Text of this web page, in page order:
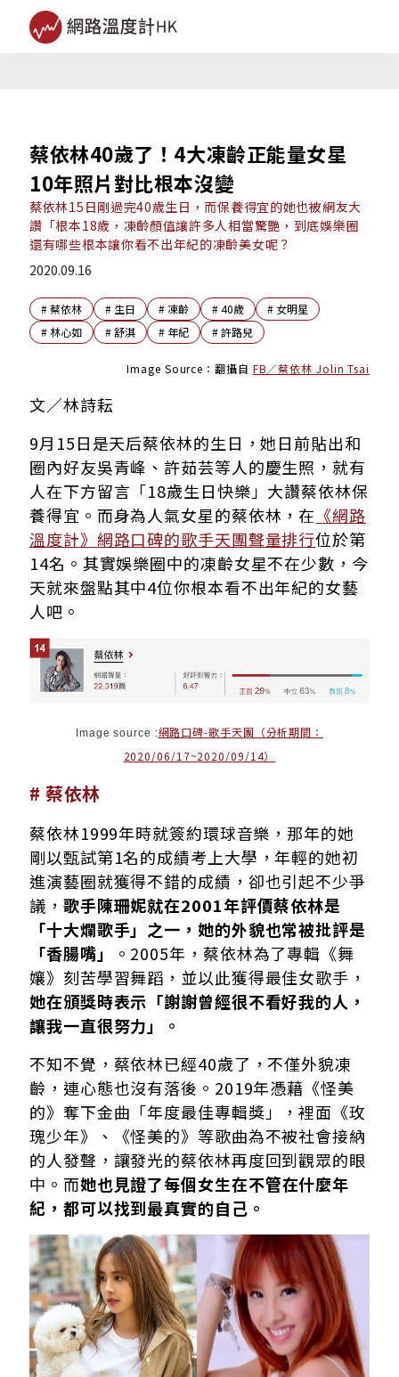
蔡依林40歲了！4大凍齡正能量女星
10年照片對比根本沒變
蔡依林15日剛過完40歲生日，而保養得宜的她也被網友大
讚「根本18歲，凍齡顏值讓許多人相當驚艷，到底娛樂圈
還有哪些根本讓你看不出年紀的凍齡美女呢？
2020.09.16
#蔡依林 # 生日 #凍齡 #40歲 # 女明星
#林心如 #舒淇 # 年紀 #許路兒
Image Source：翻攝自 FB／蔡依林 Jolin Tsai
文／林詩耘
9月15日是天后蔡依林的生日，她日前貼出和
圈內好友吳青峰、許茹芸等人的慶生照，就有
人在下方留言「18歲生日快樂」大讚蔡依林保
養得宜。而身為人氣女星的蔡依林，在 《網路
溫度計》網路口碑的歌手天團聲量排行位於第
14名。其實娛樂圈中的凍齡女星不在少數，今
天就來盤點其中4位你根本看不出年紀的女藝
人吧。
Image source :網路口碑-歌手天團（分析期間：
2020/06/17~2020/09/14）
# 蔡依林
蔡依林1999年時就簽約環球音樂，那年的她
剛以甄試第1名的成績考上大學，年輕的她初
進演藝圈就獲得不錯的成績，卻也引起不少爭
議， 歌手陳珊妮就在2001年評價蔡依林是
「十大爛歌手」之一，她的外貌也常被批評是
「香腸嘴」
。2005年，蔡依林為了專輯《舞
孃》刻苦學習舞蹈，並以此獲得最佳女歌手，
她在頒獎時表示「謝謝曾經很不看好我的人，
讓我一直很努力」。
不知不覺，蔡依林已經40歲了，不僅外貌凍
齡，連心態也沒有落後。2019年憑藉《怪美
的》奪下金曲「年度最佳專輯獎」，裡面《玫
瑰少年》、《怪美的》等歌曲為不被社會接納
的人發聲，讓發光的蔡依林再度回到觀眾的眼
中。而她也見證了每個女生在不管在什麼年
紀，都可以找到最真實的自己。